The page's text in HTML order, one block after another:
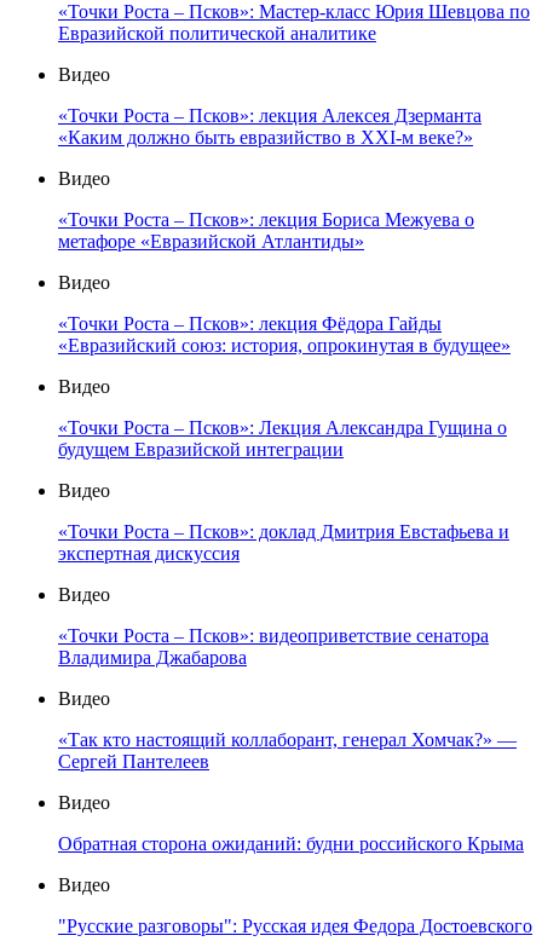
«Точки Роста – Псков»: Мастер-класс Юрия Шевцова по
Евразийской политической аналитике
Видео
«Точки Роста – Псков»: лекция Алексея Дзерманта
«Каким должно быть евразийство в XXI-м веке?»
Видео
«Точки Роста – Псков»: лекция Бориса Межуева о
метафоре «Евразийской Атлантиды»
Видео
«Точки Роста – Псков»: лекция Фёдора Гайды
«Евразийский союз: история, опрокинутая в будущее»
Видео
«Точки Роста – Псков»: Лекция Александра Гущина о
будущем Евразийской интеграции
Видео
«Точки Роста – Псков»: доклад Дмитрия Евстафьева и
экспертная дискуссия
Видео
«Точки Роста – Псков»: видеоприветствие сенатора
Владимира Джабарова
Видео
«Так кто настоящий коллаборант, генерал Хомчак?» —
Сергей Пантелеев
Видео
Обратная сторона ожиданий: будни российского Крыма
Видео
"Русские разговоры": Русская идея Федора Достоевского